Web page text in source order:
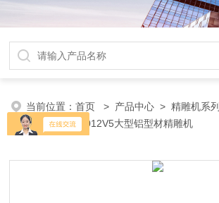
当前位置：首页 > 产品中心 >精雕机系列
机
> BT30/2012V5大型铝型材精雕机